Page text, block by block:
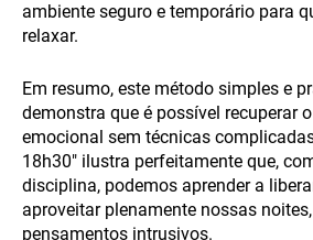
ambiente seguro e temporário para
relaxar.
Em resumo, este método simples e
demonstra que é possível recuperar
emocional sem técnicas
18h30" ilustra perfeitamente que,
disciplina, podemos aprender a
aproveitar plenamente nossas
pensamentos intrusivos.